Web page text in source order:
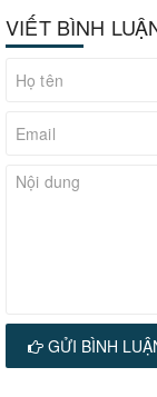
VIẾT BÌNH
GỬI BÌNH